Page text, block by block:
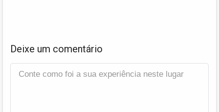
Deixe um comentário